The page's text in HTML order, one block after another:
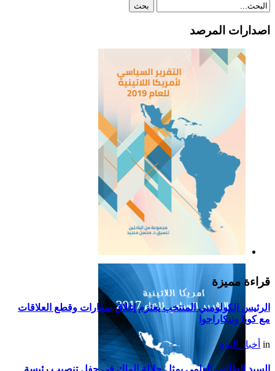
اصدارات المرصد
التقرير السياسي لأمريكا
اللاتينية للعام 2019
قراءة مميزة
الرئيس الكولومبي المنتخب يعتزم إغلاق سفارات وقطع العلاقات
مع كوبا ونيكاراجوا
in أخبار اليوم
السيد الطالبي العلمي يمثل جلالة الملك في حفل تنصيب رئيسة